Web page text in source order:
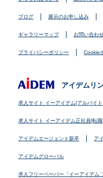
ブログ 展示のお申し込み
ギャラリーマップ お問い合わ
プライバシーポリシー Cookie
アイデムリ
求人サイト イーアイデム[アルバイ
求人サイト イーアイデム正社員[転職]
アイデムエージェント新卒 ア
アイデムグローバル
求人フリーペーパー「イーアイデム